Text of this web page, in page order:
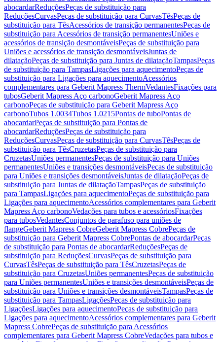
abocardarReduçõesPeças de substituição para
ReduçõesCurvasPeças de substituição para CurvasTêsPeças de
substituição para TêsAcessórios de transição permanentesPeças de
substituição para Acessórios de transição permanentesUniões e
acessórios de transição desmontáveisPeças de substituição para
Uniões e acessórios de transição desmontáveisJuntas de
dilataçãoPeças de substituição para Juntas de dilataçãoTampasPeças
de substituição para TampasLigações para aquecimentoPeças de
substituição para Ligações para aquecimentoAcessórios
complementares para Geberit Mapress ThermVedantesFixações para
tubosGeberit Mapress Aço carbonoGeberit Mapress Aço
carbonoPeças de substituição para Geberit Mapress Aço
carbonoTubos 1.0034Tubos 1.0215Pontas de tuboPontas de
abocardarPeças de substituição para Pontas de
abocardarReduçõesPeças de substituição para
ReduçõesCurvasPeças de substituição para CurvasTêsPeças de
substituição para TêsCruzetasPeças de substituição para
CruzetasUniões permanentesPeças de substituição para Uniões
permanentesUniões e transições desmontáveisPeças de substituição
para Uniões e transições desmontáveisJuntas de dilataçãoPeças de
substituição para Juntas de dilataçãoTampasPeças de substituição
para TampasLigações para aquecimentoPeças de substituição para
Ligações para aquecimentoAcessórios complementares para Geberit
Mapress Aço carbonoVedações para tubos e acessóriosFixações
para tubosVedantesConjuntos de parafuso para uniões de
flangeGeberit Mapress CobreGeberit Mapress CobrePeças de
substituição para Geberit Mapress CobrePontas de abocardarPeças
de substituição para Pontas de abocardarReduçõesPeças de
substituição para ReduçõesCurvasPeças de substituição para
CurvasTêsPeças de substituição para TêsCruzetasPeças de
substituição para CruzetasUniões permanentesPeças de substituição
para Uniões permanentesUniões e transições desmontáveisPeças de
substituição para Uniões e transições desmontáveisTampasPeças de
substituição para TampasLigaçõesPeças de substituição para
LigaçõesLigações para aquecimentoPeças de substituição para
Ligações para aquecimentoAcessórios complementares para Geberit
Mapress CobrePeças de substituição para Acessórios
complementares para Geberit Mapress CobreVedações para tubos e